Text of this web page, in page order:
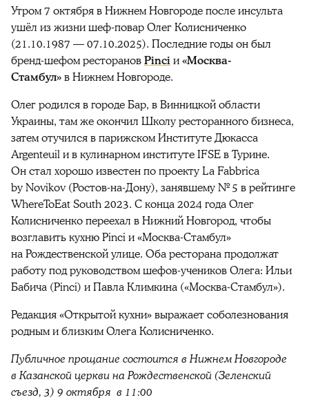
Утром 7 октября в Нижнем Новгороде после инсульта
ушёл из жизни шеф-повар Олег Колисниченко
(21.10.1987 — 07.10.2025). Последние годы он был
бренд-шефом ресторановPinciи«Москва-
Стамбул»в Нижнем Новгороде.
Олег родился в городе Бар, в Винницкой области
Украины, там же окончил Школу ресторанного бизнеса,
затем отучился в парижском Институте Дюкасса
Argenteuil и в кулинарном институте IFSE в Турине.
Он стал хорошо известен по проекту La Fabbrica
by Novikov (Ростов-на-Дону), занявшему № 5 в рейтинге
WhereToEat South 2023. С конца 2024 года Олег
Колисниченко переехал в Нижний Новгород, чтобы
возглавить кухню Pinci и «Москва-Стамбул»
на Рождественской улице. Оба ресторана продолжат
работу под руководством шефов-учеников Олега: Ильи
Бабича (Pinci) и Павла Климкина («Москва-Стамбул»).
Редакция «Открытой кухни» выражает соболезнования
родным и близким Олега Колисниченко.
Публичное прощание состоится в Нижнем Новгороде
в Казанской церкви на Рождественской (Зеленский
съезд, 3) 9 октября в 11:00